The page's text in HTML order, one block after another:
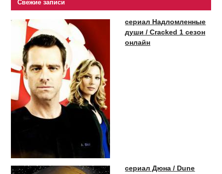
Свежие записи
сериал Надломленные
души / Cracked 1 сезон
онлайн
сериал Дюна / Dune